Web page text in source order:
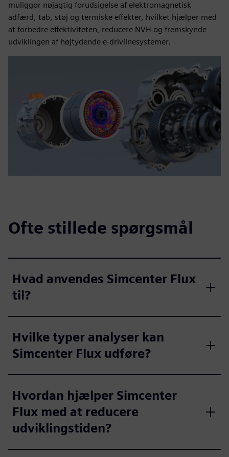
muliggør nøjagtig forudsigelse af elektromagnetisk
adfærd, tab, støj og termiske effekter, hvilket hjælper med
at forbedre effektiviteten, reducere NVH og fremskynde
udviklingen af højtydende e-drivlinesystemer.
Ofte stillede spørgsmål
Hvad anvendes Simcenter Flux
til?
Hvilke typer analyser kan
Simcenter Flux udføre?
Hvordan hjælper Simcenter
Flux med at reducere
udviklingstiden?